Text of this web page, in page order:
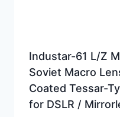
Industar-61 L/Z
Soviet Macro
Coated Tessar-
for DSLR /